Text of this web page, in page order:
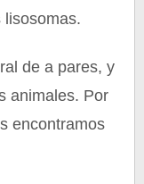
lisosomas.
de a pares, y
animales. Por
encontramos